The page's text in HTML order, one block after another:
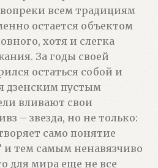
всем традициям
остается объектом
хотя и слегка
За годы своей
остаться собой и
дзенским пустым
вливают свои
– звезда, но не только:
само понятие
и тем самым ненавязчиво
для мира еще не все